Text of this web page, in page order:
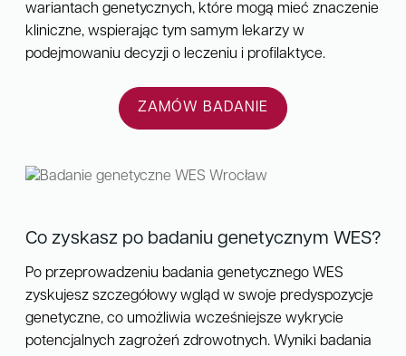
wariantach genetycznych, które mogą mieć znaczenie
kliniczne, wspierając tym samym lekarzy w
podejmowaniu decyzji o leczeniu i profilaktyce.
ZAMÓW BADANIE
Co zyskasz po badaniu genetycznym WES?
Po przeprowadzeniu badania genetycznego WES
zyskujesz szczegółowy wgląd w swoje predyspozycje
genetyczne, co umożliwia wcześniejsze wykrycie
potencjalnych zagrożeń zdrowotnych. Wyniki badania